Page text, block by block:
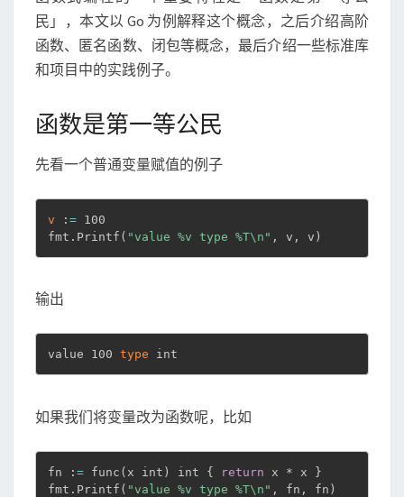
民」，本文以 Go 为例解释这个概念，之后介绍高阶
函数、匿名函数、闭包等概念，最后介绍一些标准库
和项目中的实践例子。
函数是第一等公民
先看一个普通变量赋值的例子
v : = 100
fmt.Printf ( "value %v type %T\n" , v, v )
输出
value 100 type int
如果我们将变量改为函数呢，比如
fn : = func ( x int ) int { return x * x }
fmt.Printf ( "value %v type %T\n" , fn, fn )